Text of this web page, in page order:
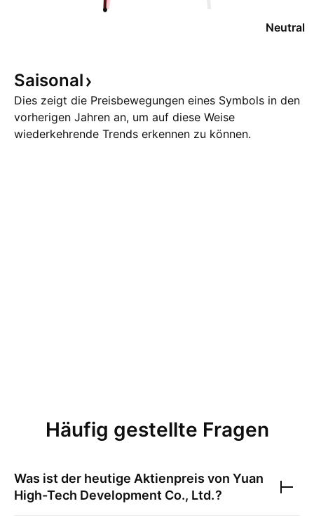
Neutral
Saisonal
Dies zeigt die Preisbewegungen eines Symbols in den
vorherigen Jahren an, um auf diese Weise
wiederkehrende Trends erkennen zu können.
Häufig gestellte Fragen
Was ist der heutige Aktienpreis von Yuan
High-Tech Development Co., Ltd.?